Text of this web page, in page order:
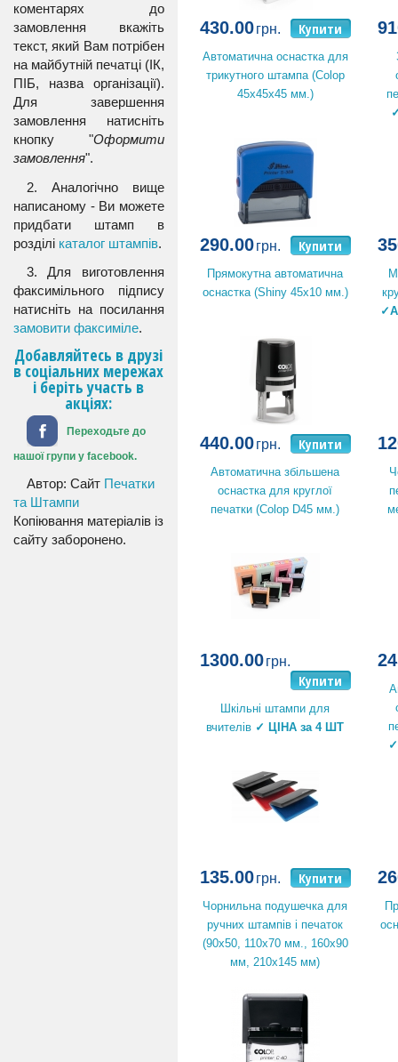
коментарях до
замовлення вкажіть
текст, який Вам потрібен
на майбутній печатці (ІК,
ПІБ, назва організації).
Для завершення
замовлення натисніть
кнопку "Оформити
замовлення".
2. Аналогічно вище
написаному - Ви можете
придбати штамп в
розділі каталог штампів.
3. Для виготовлення
факсимільного підпису
натисніть на посилання
замовити факсиміле.
Добавляйтесь в друзі
в соціальних мережах
і беріть участь в
акціях:
Переходьте до
нашої групи у facebook.
Автор: Сайт Печатки
та Штампи
Копіювання матеріалів із
сайту заборонено.
430.00грн. Купити
Автоматична оснастка для
трикутного штампа (Colop
45х45х45 мм.)
290.00грн. Купити
Прямокутна автоматична
оснастка (Shiny 45x10 мм.)
440.00грн. Купити
Автоматична збільшена
оснастка для круглої
печатки (Colop D45 мм.)
1300.00грн.
Купити
Шкільні штампи для
вчителів ✓ ЦІНА за 4 ШТ
135.00грн. Купити
Чорнильна подушечка для
ручних штампів і печаток
(90х50, 110х70 мм., 160х90
мм, 210х145 мм)